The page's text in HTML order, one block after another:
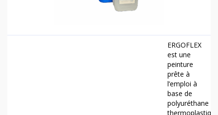
ERGOFLEX
est une
peinture
prête à
l’emploi à
base de
polyuréthane